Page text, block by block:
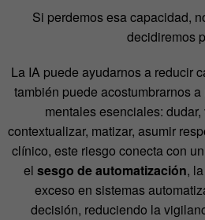
Si perdemos esa capacidad,
decidiremos
La IA puede ayudarnos a reducir
también puede acostumbrarnos
mentales esenciales: dudar,
contextualizar, matizar, asumir
clínico, este riesgo conecta con
el sesgo de automatización,
exceso en sistemas
decisión, reduciendo la